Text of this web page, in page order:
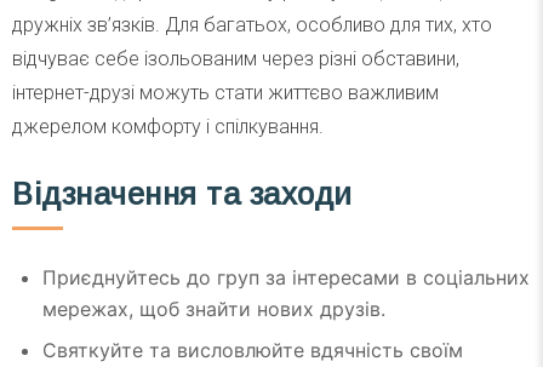
дружніх зв’язків. Для багатьох, особливо для тих, хто
відчуває себе ізольованим через різні обставини,
інтернет-друзі можуть стати життєво важливим
джерелом комфорту і спілкування.
Відзначення та заходи
Приєднуйтесь до груп за інтересами в соціальних
мережах, щоб знайти нових друзів.
Святкуйте та висловлюйте вдячність своїм